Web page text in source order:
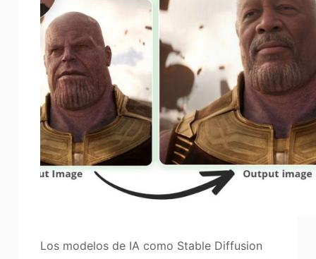
Los modelos de IA como Stable Diffusion